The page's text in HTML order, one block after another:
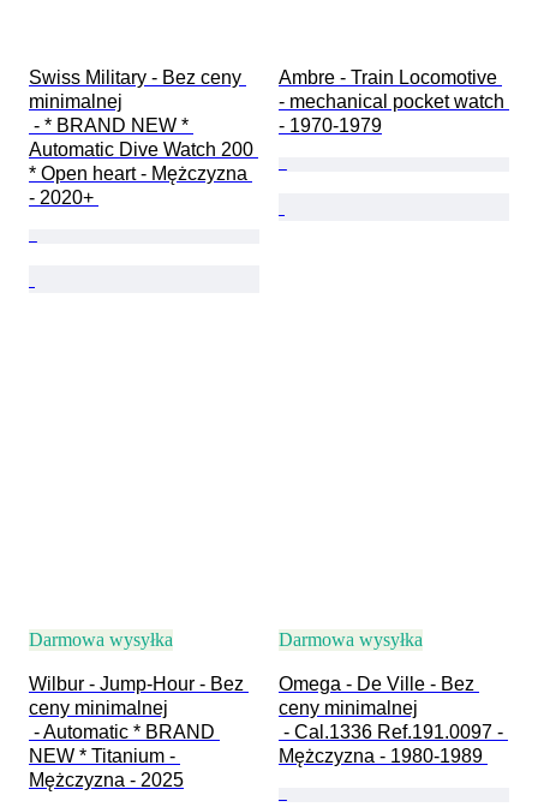
Swiss Military - Bez ceny
minimalnej
Automatic Dive Watch 200
* Open heart - Mężczyzna
- 2020+
Ambre - Train Locomotive
- mechanical pocket watch
- 1970-1979
Darmowa wysyłka
Wilbur - Jump-Hour - Bez
ceny minimalnej
NEW * Titanium -
Mężczyzna - 2025
Darmowa wysyłka
Omega - De Ville - Bez
ceny minimalnej
Mężczyzna - 1980-1989